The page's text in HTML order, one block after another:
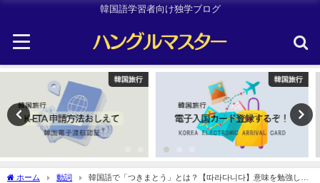
韓国語学習者向け独学ブログ
韓国旅行 Other
ホーム 動詞
韓国語で「つきまとう」とは？【따라다니다】意味を勉強しよ